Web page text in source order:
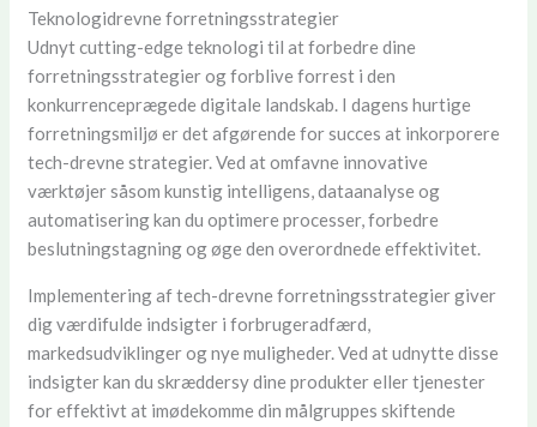
Teknologidrevne forretningsstrategier
Udnyt cutting-edge teknologi til at forbedre dine
forretningsstrategier og forblive forrest i den
konkurrenceprægede digitale landskab. I dagens hurtige
forretningsmiljø er det afgørende for succes at inkorporere
tech-drevne strategier. Ved at omfavne innovative
værktøjer såsom kunstig intelligens, dataanalyse og
automatisering kan du optimere processer, forbedre
beslutningstagning og øge den overordnede effektivitet.
Implementering af tech-drevne forretningsstrategier giver
dig værdifulde indsigter i forbrugeradfærd,
markedsudviklinger og nye muligheder. Ved at udnytte disse
indsigter kan du skræddersy dine produkter eller tjenester
for effektivt at imødekomme din målgruppes skiftende